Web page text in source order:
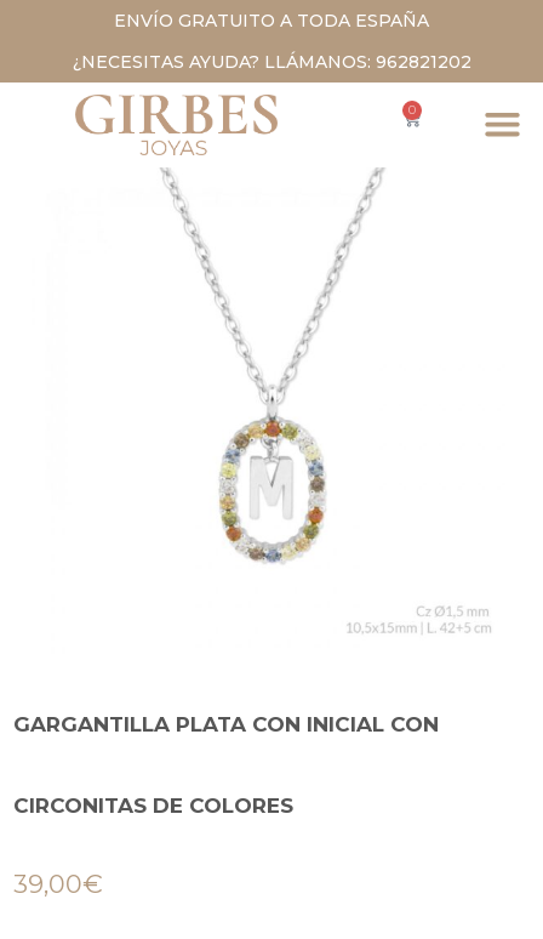
ENVÍO GRATUITO A TODA ESPAÑA
¿NECESITAS AYUDA? LLÁMANOS: 962821202
0
GARGANTILLA PLATA CON INICIAL CON
CIRCONITAS DE COLORES
39,00€